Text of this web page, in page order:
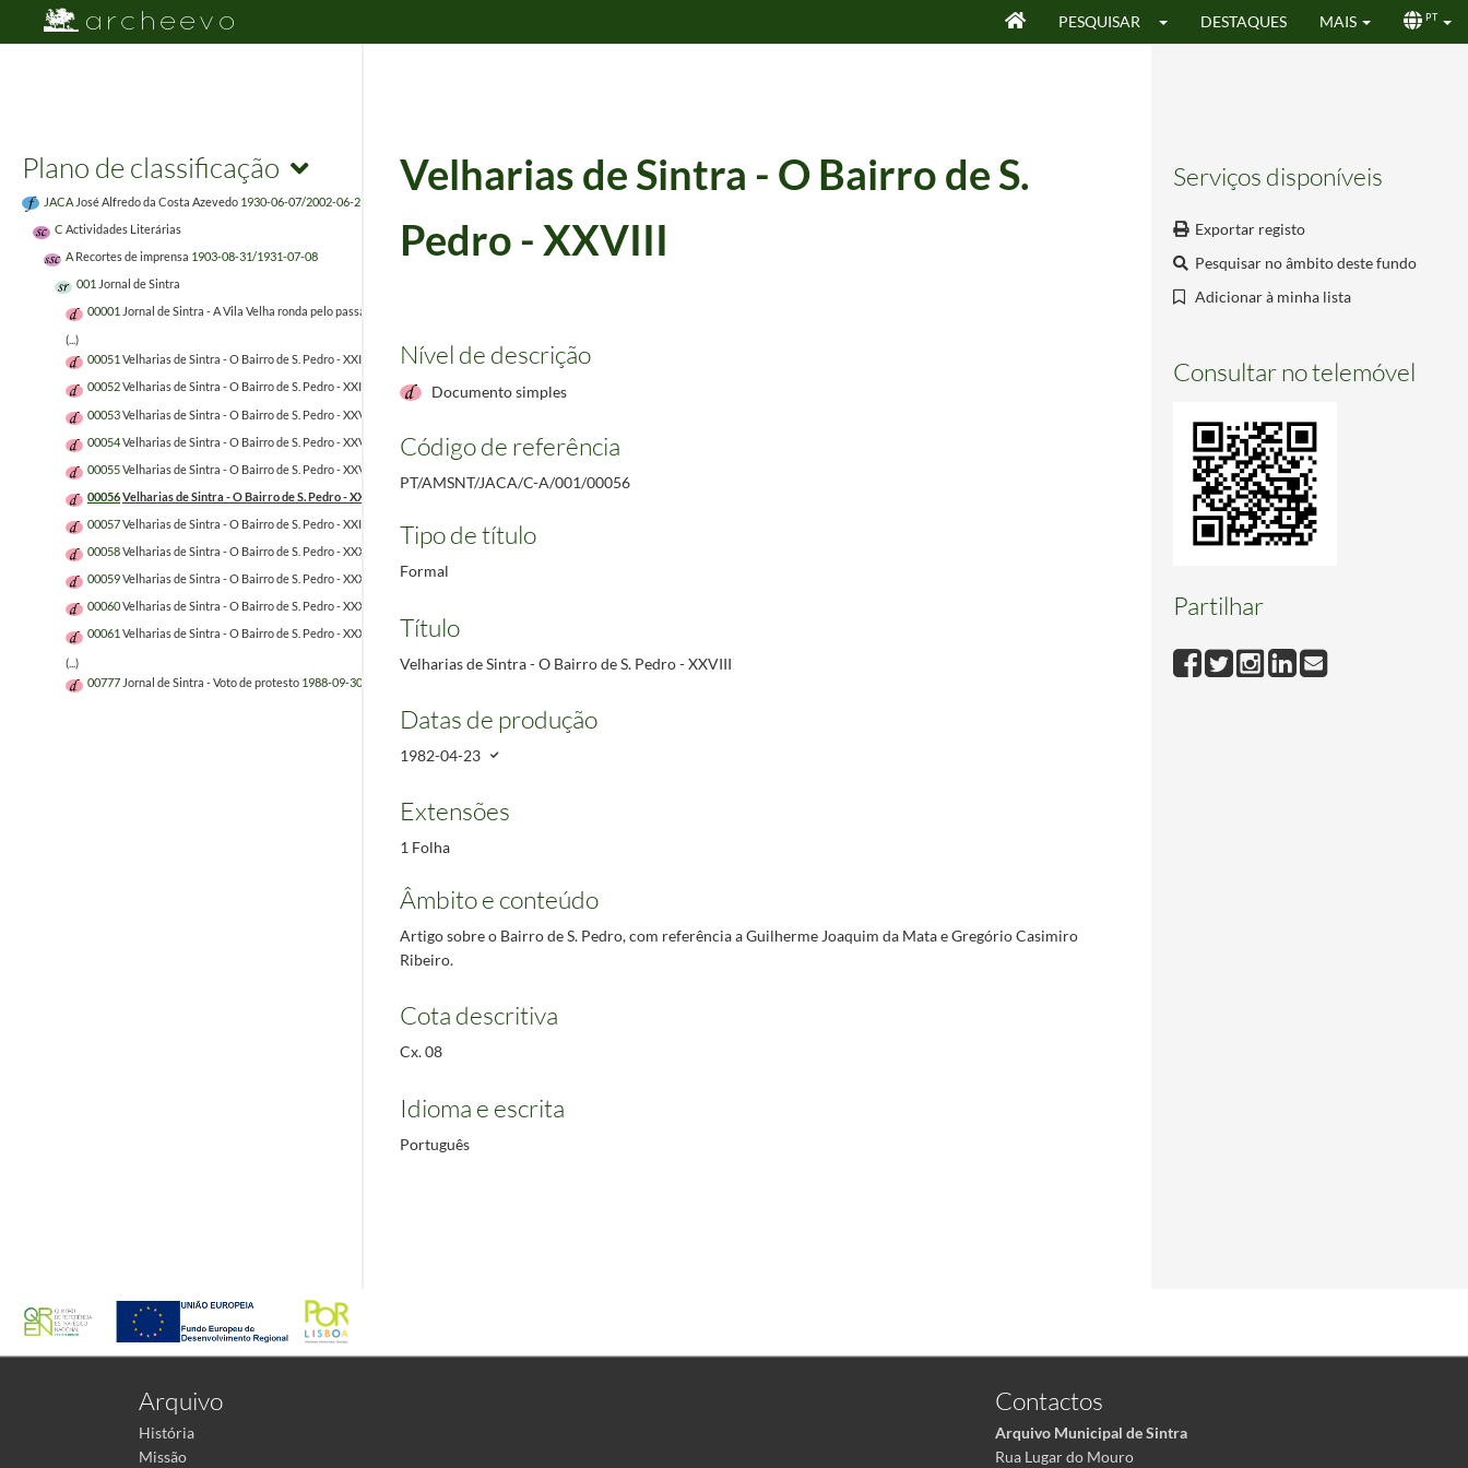
PESQUISAR DESTAQUES MAIS PT
Plano de classificação
JACA José Alfredo da Costa Azevedo 1930-06-07/2002-06-29
C Actividades Literárias
A Recortes de imprensa 1903-08-31/1931-07-08
001 Jornal de Sintra
00001 Jornal de Sintra - A Vila Velha ronda pelo passado
(...)
00051 Velharias de Sintra - O Bairro de S. Pedro - XXIII
1982-03-19
00052Velharias de Sintra - O Bairro de S. Pedro - XXIV
1982-03-26
00053Velharias de Sintra - O Bairro de S. Pedro - XXV
00054Velharias de Sintra - O Bairro de S. Pedro - XXVI
1982-04-09
00055Velharias de Sintra - O Bairro de S. Pedro - XXVII
00056Velharias de Sintra - O Bairro de S. Pedro - XXVIII
00057Velharias de Sintra - O Bairro de S. Pedro - XXIX
1982-04-30
00058Velharias de Sintra - O Bairro de S. Pedro - XXX
1982-05-07
00059Velharias de Sintra - O Bairro de S. Pedro - XXXI
1982-05-21
00060Velharias de Sintra - O Bairro de S. Pedro - XXXII
00061 Velharias de Sintra - O Bairro de S. Pedro - XXXIII 1982-06-04
(...)
00777 Jornal de Sintra - Voto de protesto 1988-09-30
Serviços disponíveis
Exportar registo
Pesquisar no âmbito deste fundo
Adicionar à minha lista
Consultar no telemóvel
Partilhar
Velharias de Sintra - O Bairro de S.
Pedro - XXVIII
Nível de descrição
Documento simples
Código de referência
PT/AMSNT/JACA/C-A/001/00056
Tipo de título
Formal
Título
Velharias de Sintra - O Bairro de S. Pedro - XXVIII
Datas de produção
1982-04-23
Extensões
1 Folha
Âmbito e conteúdo
Artigo sobre o Bairro de S. Pedro, com referência a Guilherme Joaquim da Mata e Gregório Casimiro
Ribeiro.
Cota descritiva
Cx. 08
Idioma e escrita
Português
Arquivo
História
Missão
Contactos
Arquivo Municipal de Sintra
Rua Lugar do Mouro